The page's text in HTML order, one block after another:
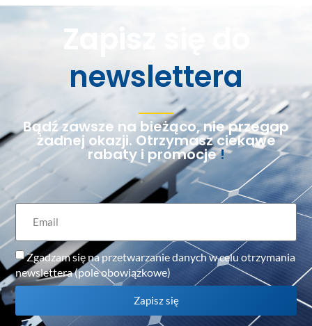
Zapisz się do
newslettera
Bądź zawsze na bieżąco, nie przegap
żadnej okazji. Otrzymasz ciekawe
rabaty i promocje!
Zgadzam się na przetwarzanie danych w celu otrzymania
newslettera (pole obowiązkowe)
Zapisz się